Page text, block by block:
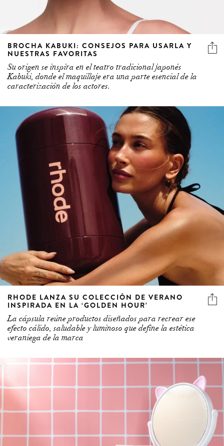
BROCHA KABUKI: CONSEJOS PARA USARLA Y
NUESTRAS FAVORITAS
Su origen se inspira en el teatro tradicional japonés
Kabuki, donde el maquillaje era una parte esencial de la
caracterización de los actores.
RHODE LANZA SU COLECCIÓN DE VERANO
INSPIRADA EN LA ‘GOLDEN HOUR’
La cápsula reúne productos diseñados para recrear ese
efecto cálido, saludable y luminoso que define la estética
veraniega de la marca